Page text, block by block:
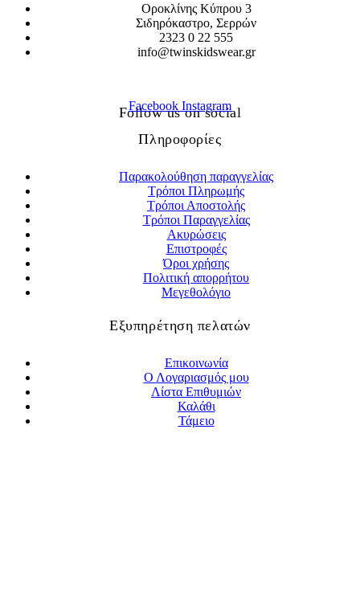
Οροκλίνης Κύπρου 3
Σιδηρόκαστρο, Σερρών
2323 0 22 555
info@twinskidswear.gr
Follow us on social
Facebook Instagram
Πληροφορίες
Παρακολούθηση παραγγελίας
Τρόποι Πληρωμής
Τρόποι Αποστολής
Τρόποι Παραγγελίας
Ακυρώσεις
Επιστροφές
Όροι χρήσης
Πολιτική απορρήτου
Μεγεθολόγιο
Εξυπηρέτηση πελατών
Επικοινωνία
Ο Λογαριασμός μου
Λίστα Επιθυμιών
Καλάθι
Τάμειο